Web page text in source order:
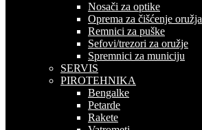
Nosači za optike
Oprema za čišćenje oružja
Remnici za puške
Sefovi/trezori za oružje
Spremnici za municiju
SERVIS
PIROTEHNIKA
Bengalke
Petarde
Rakete